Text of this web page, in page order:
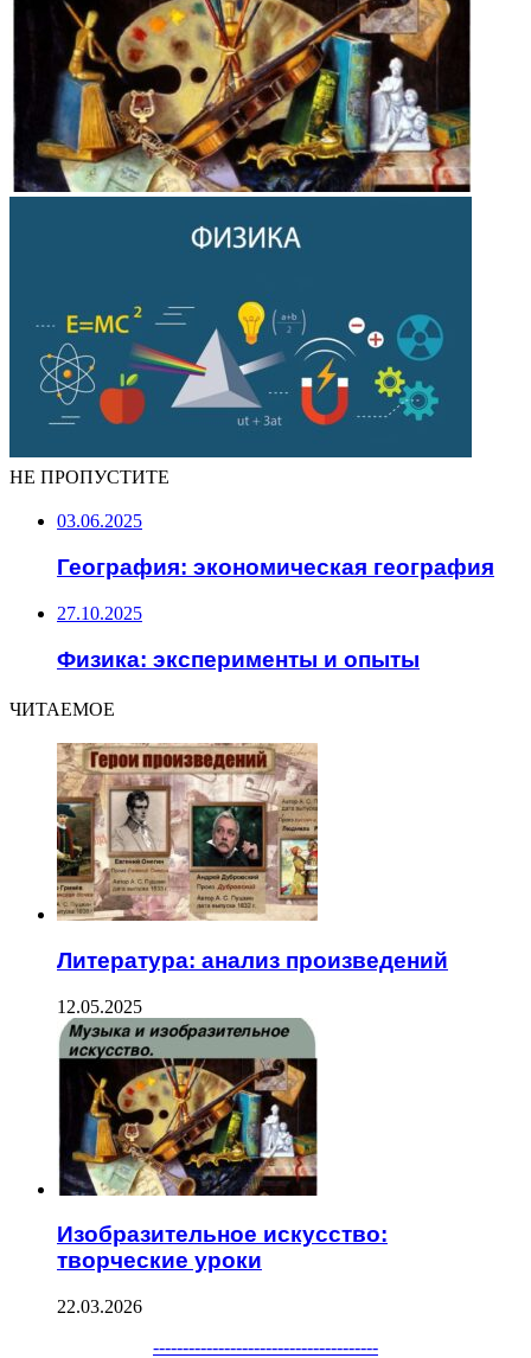
НЕ ПРОПУСТИТЕ
03.06.2025
География: экономическая география
27.10.2025
Физика: эксперименты и опыты
ЧИТАЕМОЕ
Литература: анализ произведений
12.05.2025
Изобразительное искусство:
творческие уроки
22.03.2026
--------------------------------------